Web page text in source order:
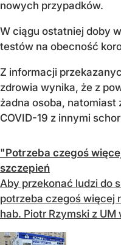
nowych przypadków.
W ciągu ostatniej doby
testów na obecność
Z informacji
zdrowia wynika, że z
żadna osoba, natomiast
COVID-19 z innymi
"Potrzeba czegoś
szczepień
Aby przekonać ludzi do
potrzeba czegoś więcej
hab. Piotr Rzymski z UM